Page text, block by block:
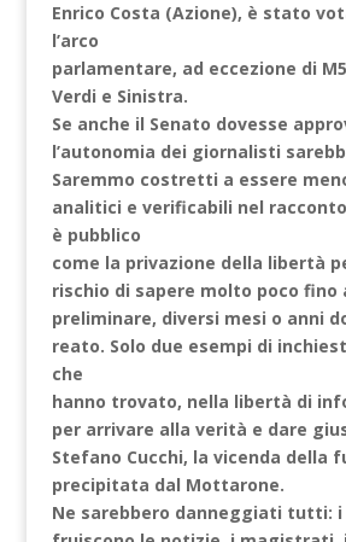
Enrico Costa (Azione), è stato
l’arco
parlamentare, ad eccezione di
Verdi e Sinistra.
Se anche il Senato dovesse
l’autonomia dei giornalisti
Saremmo costretti a essere
analitici e verificabili nel
è pubblico
come la privazione della libertà
rischio di sapere molto poco fino
preliminare, diversi mesi o anni
reato. Solo due esempi di
che
hanno trovato, nella libertà di
per arrivare alla verità e dare
Stefano Cucchi, la vicenda della
precipitata dal Mottarone.
Ne sarebbero danneggiati tutti: